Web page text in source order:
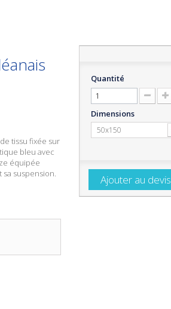
tissu fixée sur
bleu avec
équipée
suspension.
Quantité
Dimensions
50x150
Ajouter au devis